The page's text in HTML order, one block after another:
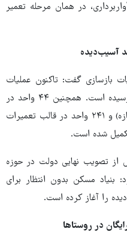
در همان مرحله تعمیر
آسیب‌دیده
بازسازی گفت: تاکنون عملیات
تعمیر ۱۸ هزار و ۷۶۶ واحد به پایان رسیده است. همچنین ۴۴ واحد در
قالب تعمیرات نوع یک (مقاوم‌سازی سازه) و ۲۴۱ واحد در قالب تعمیرات
شده است.
از تصویب نهایی دولت در حوزه
بنیاد مسکن بدون انتظار برای
را آغاز کرده است.
در روستاها